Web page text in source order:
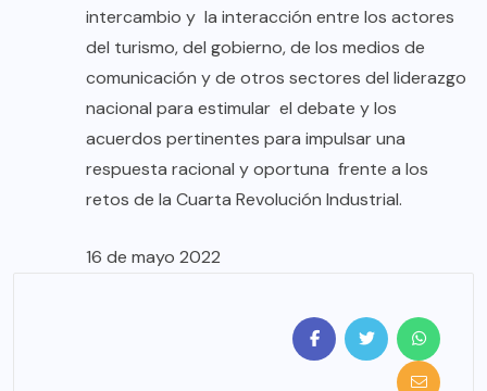
intercambio y la interacción entre los actores
del turismo, del gobierno, de los medios de
comunicación y de otros sectores del liderazgo
nacional para estimular el debate y los
acuerdos pertinentes para impulsar una
respuesta racional y oportuna frente a los
retos de la Cuarta Revolución Industrial.
16 de mayo 2022